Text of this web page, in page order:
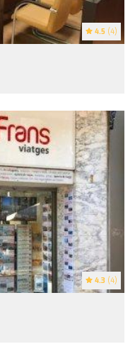
4.5 (4)
4.3 (4)